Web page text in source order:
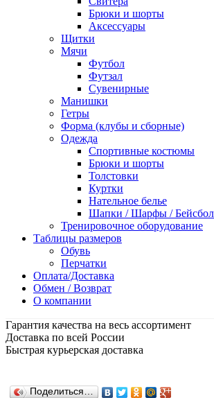
Брюки и шорты
Аксессуары
Щитки
Мячи
Футбол
Футзал
Сувенирные
Манишки
Гетры
Форма (клубы и сборные)
Одежда
Спортивные костюмы
Брюки и шорты
Толстовки
Куртки
Нательное белье
Шапки / Шарфы /
Тренировочное оборудование
Таблицы размеров
Обувь
Перчатки
Оплата/Доставка
Обмен / Возврат
О компании
Гарантия качества на весь ассортимент
Доставка по всей России
Быстрая курьерская доставка
Поделиться…